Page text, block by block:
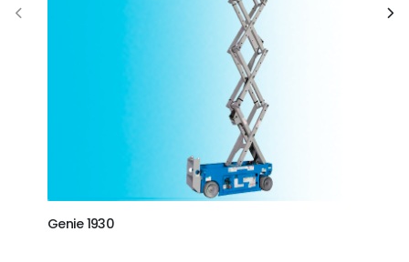
Genie 1930